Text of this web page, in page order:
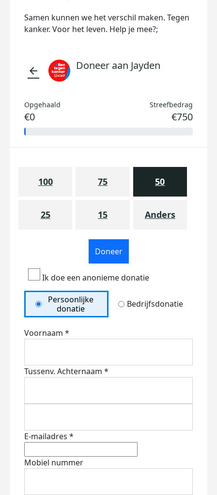
Samen kunnen we het verschil maken. Tegen
kanker. Voor het leven. Help je mee?;
arrow_back Doneer aan Jayden
Opgehaald
€0
Streefbedrag
€750
100 75 50
25 15 Anders
Doneer
Ik doe een anonieme donatie
Persoonlijke
donatie
Bedrijfsdonatie
Voornaam *
Tussenv. Achternaam *
E-mailadres *
Mobiel nummer